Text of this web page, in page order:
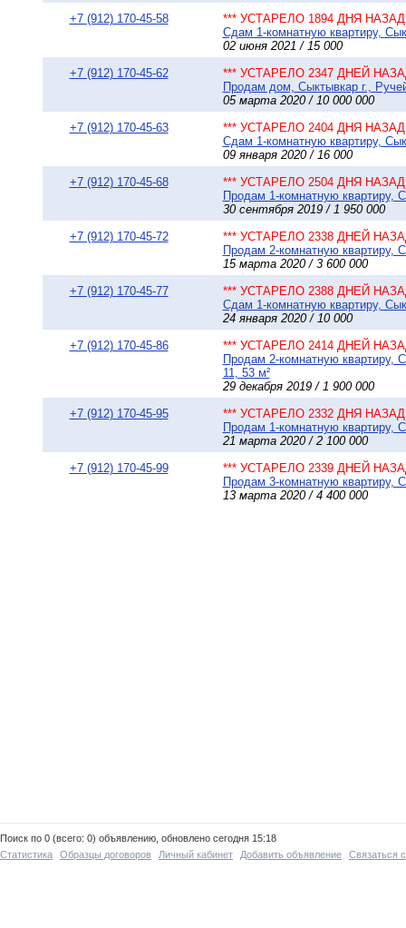
+7 (912) 170-45-58
*** УСТАРЕЛО 1894 ДНЯ НАЗАД
Сдам 1-комнатную квартиру,
02 июня 2021 / 15 000
+7 (912) 170-45-62
*** УСТАРЕЛО 2347 ДНЕЙ
Продам дом, Сыктывкар г.,
05 марта 2020 / 10 000 000
+7 (912) 170-45-63
*** УСТАРЕЛО 2404 ДНЯ НАЗАД
Сдам 1-комнатную квартиру,
09 января 2020 / 16 000
+7 (912) 170-45-68
*** УСТАРЕЛО 2504 ДНЯ НАЗАД
Продам 1-комнатную квартиру,
30 сентября 2019 / 1 950 000
+7 (912) 170-45-72
*** УСТАРЕЛО 2338 ДНЕЙ
Продам 2-комнатную квартиру,
15 марта 2020 / 3 600 000
+7 (912) 170-45-77
*** УСТАРЕЛО 2388 ДНЕЙ
Сдам 1-комнатную квартиру,
24 января 2020 / 10 000
+7 (912) 170-45-86
*** УСТАРЕЛО 2414 ДНЕЙ
Продам 2-комнатную квартиру,
11, 53 м²
29 декабря 2019 / 1 900 000
+7 (912) 170-45-95
*** УСТАРЕЛО 2332 ДНЯ НАЗАД
Продам 1-комнатную квартиру,
21 марта 2020 / 2 100 000
+7 (912) 170-45-99
*** УСТАРЕЛО 2339 ДНЕЙ
Продам 3-комнатную квартиру,
13 марта 2020 / 4 400 000
Поиск по 0 (всего: 0) объявлению, обновлено сегодня 15:18
Статистика
Образцы договоров Личный кабинет Добавить объявление Связаться